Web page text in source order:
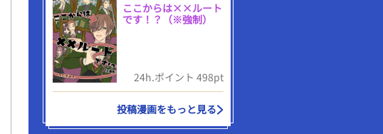
ここからは××ルート
です！？（※強制）
24h.ポイント 498pt
投稿漫画をもっと見る